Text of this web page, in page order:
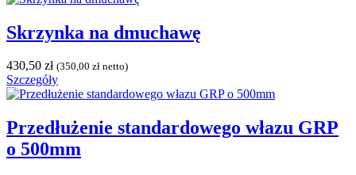
Skrzynka na dmuchawę
430,50 zł (350,00 zł netto)
Szczegóły
Przedłużenie standardowego włazu GRP
o 500mm